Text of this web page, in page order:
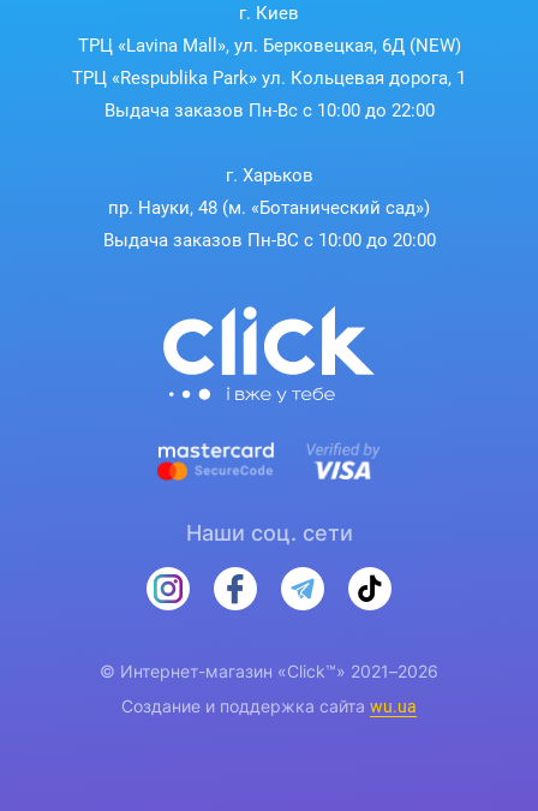
г. Киев
ТРЦ «Lavina Mall», ул. Берковецкая, 6Д (NEW)
ТРЦ «Respublika Park» ул. Кольцевая дорога, 1
Выдача заказов Пн-Вс с 10:00 до 22:00
г. Харьков
пр. Науки, 48 (м. «Ботанический сад»)
Выдача заказов Пн-ВС с 10:00 до 20:00
Наши соц. сети
© Интернет-магазин «Click™» 2021–2026
Создание и поддержка сайта wu.ua